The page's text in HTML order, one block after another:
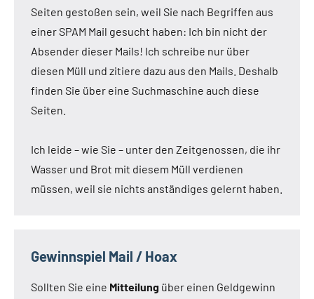
Seiten gestoßen sein, weil Sie nach Begriffen aus
einer SPAM Mail gesucht haben: Ich bin nicht der
Absender dieser Mails! Ich schreibe nur über
diesen Müll und zitiere dazu aus den Mails. Deshalb
finden Sie über eine Suchmaschine auch diese
Seiten.
Ich leide – wie Sie – unter den Zeitgenossen, die ihr
Wasser und Brot mit diesem Müll verdienen
müssen, weil sie nichts anständiges gelernt haben.
Gewinnspiel Mail / Hoax
Sollten Sie eine Mitteilung über einen Geldgewinn